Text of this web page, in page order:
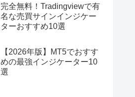
完全無料！Tradingviewで有
名な売買サインインジケー
ターおすすめ10選
【2026年版】MT5でおすす
めの最強インジケーター10
選